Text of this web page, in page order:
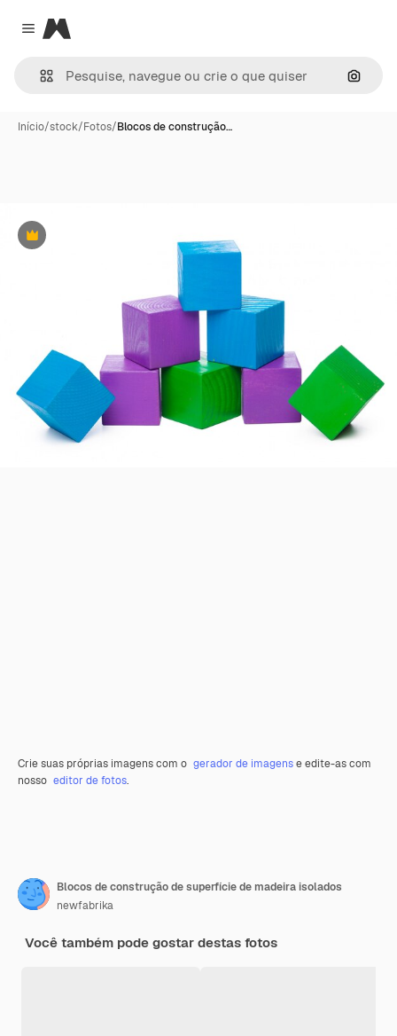
Close menu
Magnific
Início/stock/Fotos/Blocos de construção…
Premium
Crie suas próprias imagens com o gerador de imagense edite-as com
nosso editor de fotos.
Blocos de construção de superfície de madeira isolados
newfabrika
Você também pode gostar destas fotos